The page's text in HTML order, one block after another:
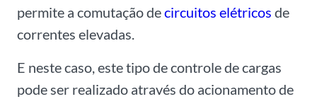
permite a comutação decircuitos elétricos de
correntes elevadas.
E neste caso, este tipo de controle de cargas
pode ser realizado através do acionamento de